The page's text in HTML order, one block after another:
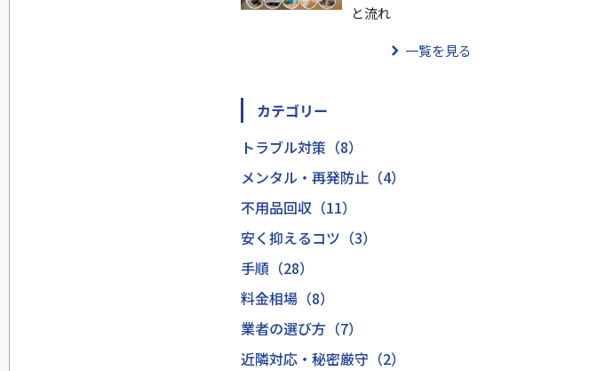
と流れ
一覧を見る
カテゴリー
トラブル対策（8）
メンタル・再発防止（4）
不用品回収（11）
安く抑えるコツ（3）
手順（28）
料金相場（8）
業者の選び方（7）
近隣対応・秘密厳守（2）